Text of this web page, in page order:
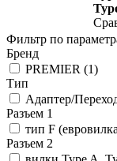
Фильтр по
Бренд
PREMIER (1)
Тип
Адаптер/
Разъем 1
тип F
Разъем 2